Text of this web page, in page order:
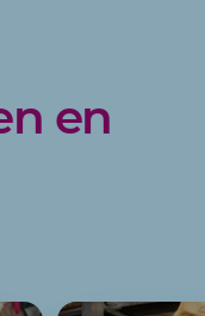
en